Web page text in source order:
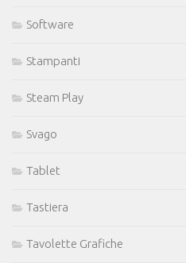
Software
Stampanti
Steam Play
Svago
Tablet
Tastiera
Tavolette Grafiche